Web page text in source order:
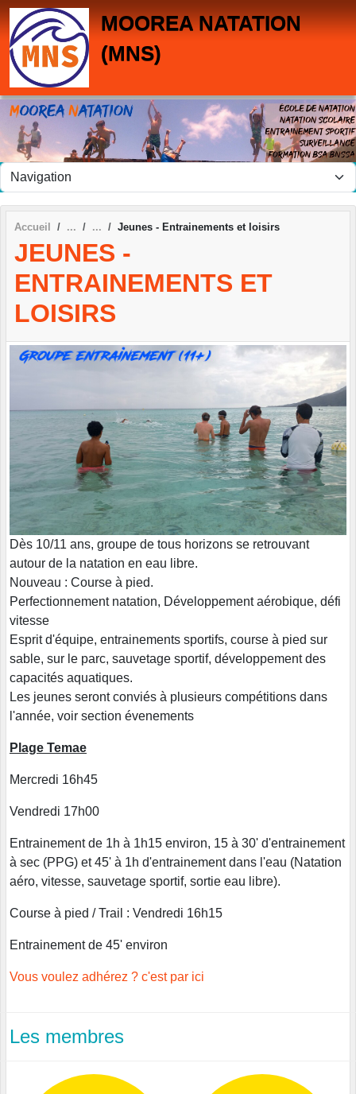
MOOREA NATATION
(MNS)
Accueil Jeunes - Entrainements et loisirs
JEUNES -
ENTRAINEMENTS ET
LOISIRS
Dès 10/11 ans, groupe de tous horizons se retrouvant
autour de la natation en eau libre.
Nouveau : Course à pied.
Perfectionnement natation, Développement aérobique, défi
vitesse
Esprit d'équipe, entrainements sportifs, course à pied sur
sable, sur le parc, sauvetage sportif, développement des
capacités aquatiques.
Les jeunes seront conviés à plusieurs compétitions dans
l'année, voir section évenements
Plage Temae
Mercredi 16h45
Vendredi 17h00
Entrainement de 1h à 1h15 environ, 15 à 30' d'entrainement
à sec (PPG) et 45' à 1h d'entrainement dans l'eau (Natation
aéro, vitesse, sauvetage sportif, sortie eau libre).
Course à pied / Trail : Vendredi 16h15
Entrainement de 45' environ
Vous voulez adhérez ? c'est par ici
Les membres
Panneau de gestion des cookies